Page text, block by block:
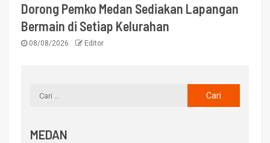
Dorong Pemko Medan Sediakan Lapangan
Bermain di Setiap Kelurahan
08/08/2026 Editor
MEDAN